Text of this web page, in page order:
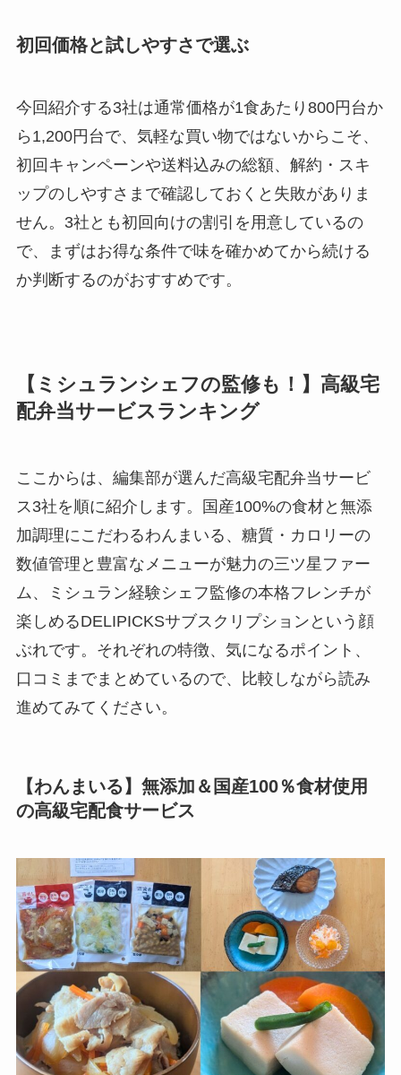
初回価格と試しやすさで選ぶ
今回紹介する3社は通常価格が1食あたり800円台か
ら1,200円台で、気軽な買い物ではないからこそ、
初回キャンペーンや送料込みの総額、解約・スキ
ップのしやすさまで確認しておくと失敗がありま
せん。3社とも初回向けの割引を用意しているの
で、まずはお得な条件で味を確かめてから続ける
か判断するのがおすすめです。
【ミシュランシェフの監修も！】高級宅
配弁当サービスランキング
ここからは、編集部が選んだ高級宅配弁当サービ
ス3社を順に紹介します。国産100%の食材と無添
加調理にこだわるわんまいる、糖質・カロリーの
数値管理と豊富なメニューが魅力の三ツ星ファー
ム、ミシュラン経験シェフ監修の本格フレンチが
楽しめるDELIPICKSサブスクリプションという顔
ぶれです。それぞれの特徴、気になるポイント、
口コミまでまとめているので、比較しながら読み
進めてみてください。
【わんまいる】無添加＆国産100％食材使用
の高級宅配食サービス